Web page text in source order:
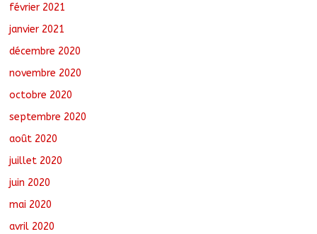
février 2021
janvier 2021
décembre 2020
novembre 2020
octobre 2020
septembre 2020
août 2020
juillet 2020
juin 2020
mai 2020
avril 2020